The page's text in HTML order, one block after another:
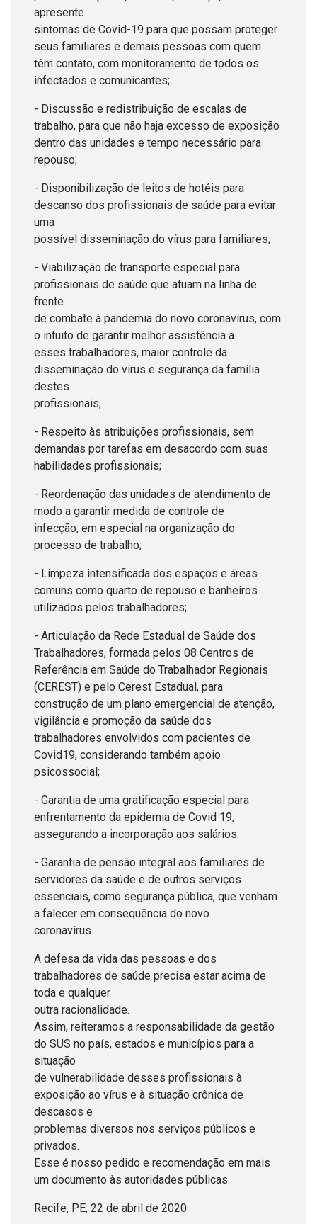
apresente
sintomas de Covid-19 para que possam proteger
seus familiares e demais pessoas com quem
têm contato, com monitoramento de todos os
infectados e comunicantes;
- Discussão e redistribuição de escalas de
trabalho, para que não haja excesso de exposição
dentro das unidades e tempo necessário para
repouso;
- Disponibilização de leitos de hotéis para
descanso dos profissionais de saúde para evitar
uma
possível disseminação do vírus para familiares;
- Viabilização de transporte especial para
profissionais de saúde que atuam na linha de
frente
de combate à pandemia do novo coronavírus, com
o intuito de garantir melhor assistência a
esses trabalhadores, maior controle da
disseminação do vírus e segurança da família
destes
profissionais;
- Respeito às atribuições profissionais, sem
demandas por tarefas em desacordo com suas
habilidades profissionais;
- Reordenação das unidades de atendimento de
modo a garantir medida de controle de
infecção, em especial na organização do
processo de trabalho;
- Limpeza intensificada dos espaços e áreas
comuns como quarto de repouso e banheiros
utilizados pelos trabalhadores;
- Articulação da Rede Estadual de Saúde dos
Trabalhadores, formada pelos 08 Centros de
Referência em Saúde do Trabalhador Regionais
(CEREST) e pelo Cerest Estadual, para
construção de um plano emergencial de atenção,
vigilância e promoção da saúde dos
trabalhadores envolvidos com pacientes de
Covid19, considerando também apoio
psicossocial;
- Garantia de uma gratificação especial para
enfrentamento da epidemia de Covid 19,
assegurando a incorporação aos salários.
- Garantia de pensão integral aos familiares de
servidores da saúde e de outros serviços
essenciais, como segurança pública, que venham
a falecer em consequência do novo
coronavírus.
A defesa da vida das pessoas e dos
trabalhadores de saúde precisa estar acima de
toda e qualquer
outra racionalidade.
Assim, reiteramos a responsabilidade da gestão
do SUS no país, estados e municípios para a
situação
de vulnerabilidade desses profissionais à
exposição ao vírus e à situação crônica de
descasos e
problemas diversos nos serviços públicos e
privados.
Esse é nosso pedido e recomendação em mais
um documento às autoridades públicas.
Recife, PE, 22 de abril de 2020